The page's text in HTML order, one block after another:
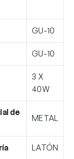
GU-10
GU-10
3 X
40W
de
METAL
LATÓN